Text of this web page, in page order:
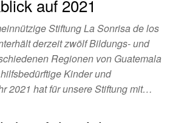
auf 2021
Stiftung La Sonrisa de los
derzeit zwölf Bildungs- und
Regionen von Guatemala
Kinder und
2021 hat für unsere Stiftung mit…